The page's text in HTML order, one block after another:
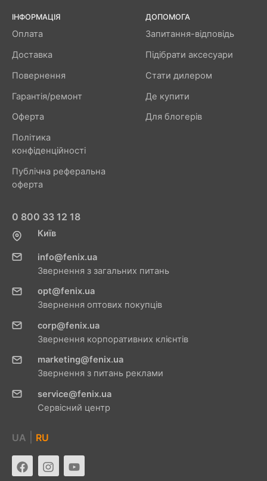
ІНФОРМАЦІЯ
Оплата
Доставка
Повернення
Гарантія/ремонт
Оферта
Політика
конфіденційності
Публічна реферальна
оферта
ДОПОМОГА
Запитання-відповідь
Підібрати аксесуари
Стати дилером
Де купити
Для блогерів
0 800 33 12 18
Київ
info@fenix.ua
Звернення з загальних питань
opt@fenix.ua
Звернення оптових покупців
corp@fenix.ua
Звернення корпоративних клієнтів
marketing@fenix.ua
Звернення з питань реклами
service@fenix.ua
Сервісний центр
UA RU